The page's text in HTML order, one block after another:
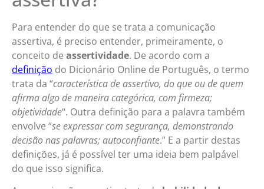
Para entender do que se trata a comunicação
assertiva, é preciso entender, primeiramente, o
conceito de assertividade. De acordo com a
definição do Dicionário Online de Português, o termo
trata da “característica de assertivo, do que ou de quem
afirma algo de maneira categórica, com firmeza;
objetividade“. Outra definição para a palavra também
envolve “se expressar com segurança, demonstrando
decisão nas palavras; autoconfiante.” E a partir destas
definições, já é possível ter uma ideia bem palpável
do que isso significa.